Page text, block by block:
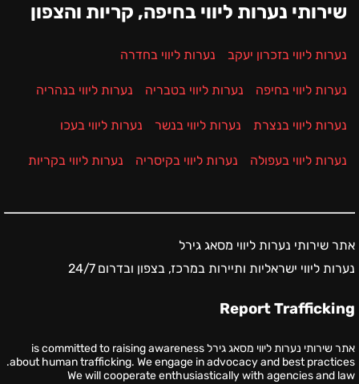
שירותי נערות ליווי בחיפה, קריות והצפון
נערות ליווי בזכרון יעקב נערות ליווי בחדרה
נערות ליווי בחיפה נערות ליווי בטבריה נערות ליווי בנהריה
נערות ליווי בנצרת נערות ליווי בנשר נערות ליווי בעכו
נערות ליווי בעפולה נערות ליווי בקיסריה נערות ליווי בקריות
אתר שירותי נערות ליווי מסאג גירל
נערות ליווי ישראליות ותיירות במרכז, בצפון ובדרום 24/7
Report Trafficking
אתר שירותי נערות ליווי מסאג גירל is committed to raising awareness
about human trafficking. We engage in advocacy and best practices.
We will cooperate enthusiastically with agencies and law